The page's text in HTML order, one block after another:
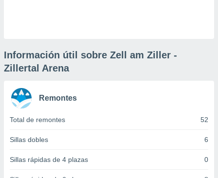
similares
este sitio
de
Información útil sobre Zell am Ziller -
Zillertal Arena
Remontes
Total de remontes 52
Sillas dobles 6
Sillas rápidas de 4 plazas 0